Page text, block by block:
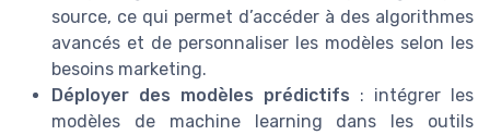
source, ce qui permet d’accéder à des algorithmes
avancés et de personnaliser les modèles selon les
besoins marketing.
Déployer des modèles prédictifs : intégrer les
modèles de machine learning dans les outils